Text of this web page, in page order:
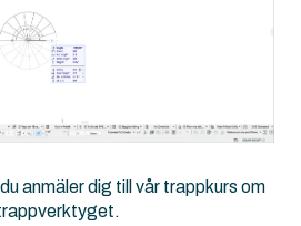
anmäler dig till vår trappkurs om